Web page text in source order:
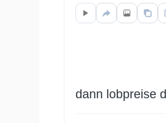
dann lobpreise